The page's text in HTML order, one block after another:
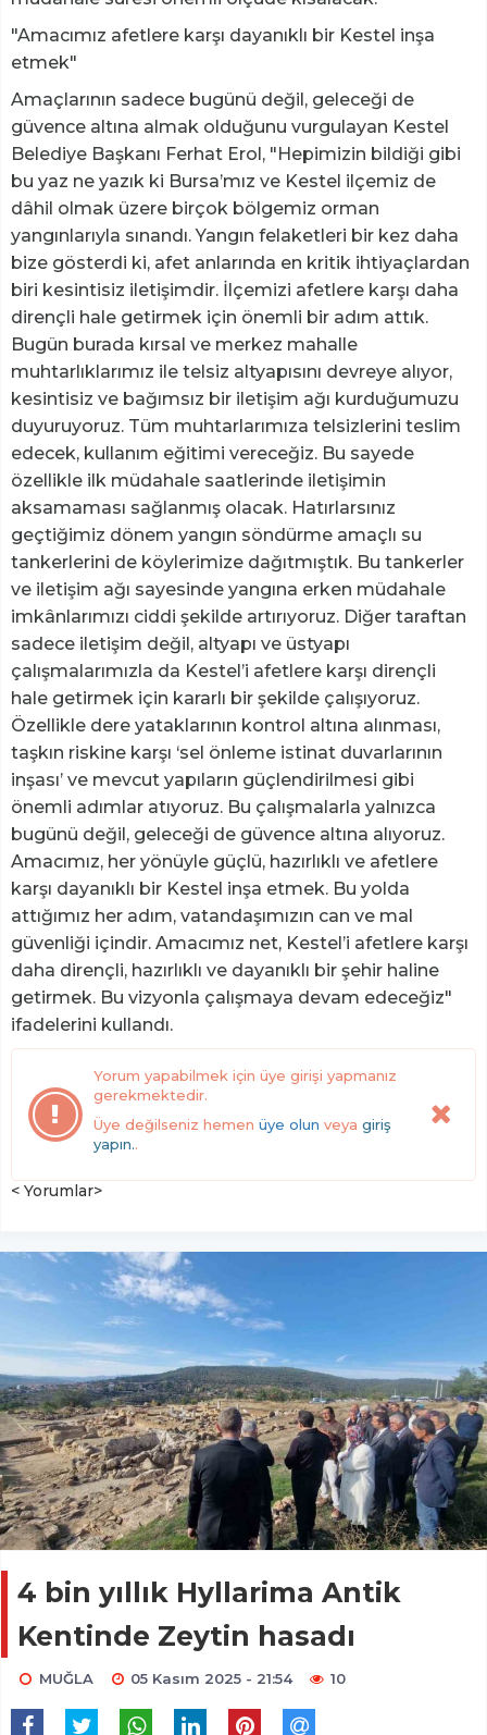
"Amacımız afetlere karşı dayanıklı bir Kestel inşa
etmek"
Amaçlarının sadece bugünü değil, geleceği de
güvence altına almak olduğunu vurgulayan Kestel
Belediye Başkanı Ferhat Erol, "Hepimizin bildiği gibi
bu yaz ne yazık ki Bursa’mız ve Kestel ilçemiz de
dâhil olmak üzere birçok bölgemiz orman
yangınlarıyla sınandı. Yangın felaketleri bir kez daha
bize gösterdi ki, afet anlarında en kritik ihtiyaçlardan
biri kesintisiz iletişimdir. İlçemizi afetlere karşı daha
dirençli hale getirmek için önemli bir adım attık.
Bugün burada kırsal ve merkez mahalle
muhtarlıklarımız ile telsiz altyapısını devreye alıyor,
kesintisiz ve bağımsız bir iletişim ağı kurduğumuzu
duyuruyoruz. Tüm muhtarlarımıza telsizlerini teslim
edecek, kullanım eğitimi vereceğiz. Bu sayede
özellikle ilk müdahale saatlerinde iletişimin
aksamaması sağlanmış olacak. Hatırlarsınız
geçtiğimiz dönem yangın söndürme amaçlı su
tankerlerini de köylerimize dağıtmıştık. Bu tankerler
ve iletişim ağı sayesinde yangına erken müdahale
imkânlarımızı ciddi şekilde artırıyoruz. Diğer taraftan
sadece iletişim değil, altyapı ve üstyapı
çalışmalarımızla da Kestel’i afetlere karşı dirençli
hale getirmek için kararlı bir şekilde çalışıyoruz.
Özellikle dere yataklarının kontrol altına alınması,
taşkın riskine karşı ‘sel önleme istinat duvarlarının
inşası’ ve mevcut yapıların güçlendirilmesi gibi
önemli adımlar atıyoruz. Bu çalışmalarla yalnızca
bugünü değil, geleceği de güvence altına alıyoruz.
Amacımız, her yönüyle güçlü, hazırlıklı ve afetlere
karşı dayanıklı bir Kestel inşa etmek. Bu yolda
attığımız her adım, vatandaşımızın can ve mal
güvenliği içindir. Amacımız net, Kestel’i afetlere karşı
daha dirençli, hazırlıklı ve dayanıklı bir şehir haline
getirmek. Bu vizyonla çalışmaya devam edeceğiz"
ifadelerini kullandı.
Yorum yapabilmek için üye girişi yapmanız
gerekmektedir.
Üye değilseniz hemen üye olun veya giriş
yapın..
< Yorumlar>
4 bin yıllık Hyllarima Antik
Kentinde Zeytin hasadı
MUĞLA 05 Kasım 2025 - 21:54 10